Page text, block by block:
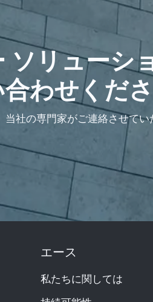
ソリューシ
わせくだ
社の専門家がご連絡させてい
エース
私たちに関しては